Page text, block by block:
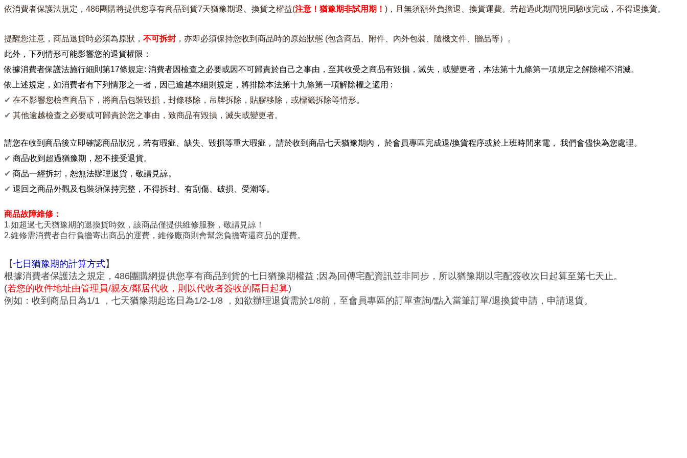
依消費者保護法規定，486團購將提供您享有商品到貨7天猶豫期退、換貨之權益(注意！猶豫期非試用期！ )，且無須額外負擔退、換貨運費。若超過此期間視同驗收完成，不得退換貨。
提醒您注意，商品退貨時必須為原狀， 不可拆封 ，亦即必須保持您收到商品時的原始狀態 (包含商品、附件、內外包裝、隨機文件、贈品等）。
此外，下列情形可能影響您的退貨權限：
依據消費者保護法施行細則第17條規定: 消費者因檢查之必要或因不可歸責於自己之事由， 至其收受之商品有毀損，滅失，或變更者， 本法第十九條第一項規定之解除權不消滅。
依上述規定， 如消費者有下列情形之一者，因已逾越本細則規定， 將排除本法第十九條第一項解除權之適用 :
✔ 在不影響您檢查商品下，將商品包裝毀損，封條移除，吊牌拆除， 貼膠移除，或標籤拆除等情形。
✔ 其他逾越檢查之必要或可歸責於您之事由，致商品有毀損， 滅失或變更者。
請您在收到商品後立即確認商品狀況，若有瑕疵、缺失、 毀損等重大瑕疵， 請於收到商品七天猶豫期內， 於會員專區完成退/換貨程序或於上班時間來電， 我們會儘快為您處理。
✔ 商品收到超過猶豫期，恕不接受退貨。
✔ 商品一經拆封，恕無法辦理退貨，敬請見諒。
✔ 退回之商品外觀及包裝須保持完整，不得拆封、有刮傷、破損、 受潮等。
商品故障維修：
1.如超過七天猶豫期的退換貨時效，該商品僅提供維修服務，敬請見諒！
2.維修需消費者自行負擔寄出商品的運費，維修廠商則會幫您負擔寄還商品的運費。
【七日猶豫期的計算方式】
根據消費者保護法之規定，486團購網提供您享有商品到貨的七日猶豫期權益 ;因為回傳宅配資訊並非同步，所以猶豫期 以宅配簽收次日起算至第七天止。
(若您的收件地址由管理員/親友/鄰居代收，則以代收者簽收的隔日起算)
例如：收到商品日為1/1 ，七天猶豫期起迄日為1/2-1/8 ，如欲辦理退貨需於1/8前，至會員專區的訂單查詢/點入當筆訂單/退換貨申請，申請退貨。